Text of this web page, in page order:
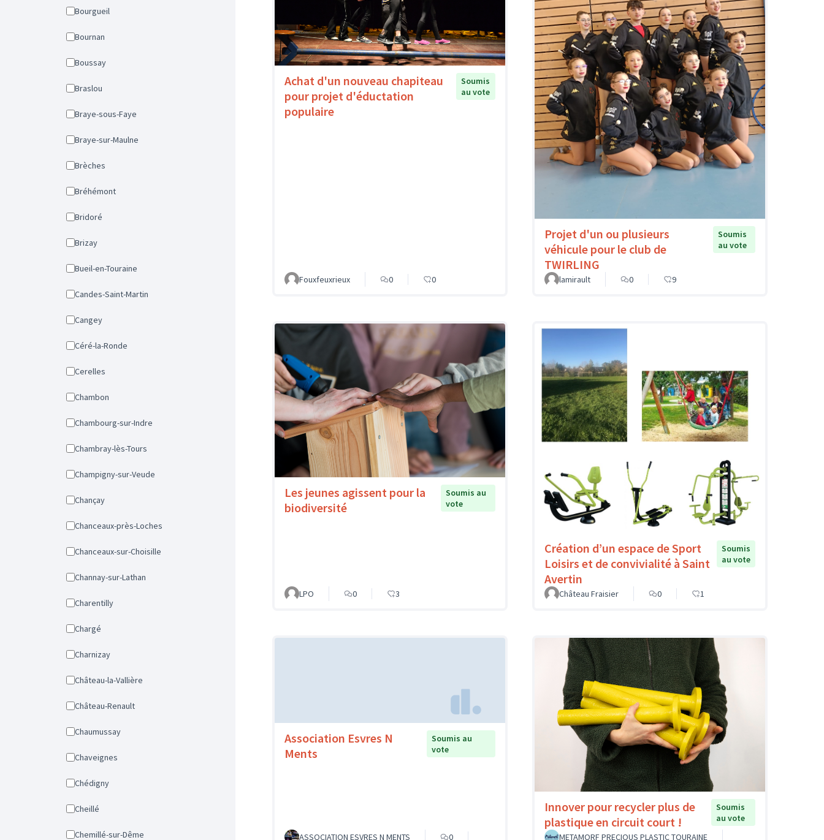
Bourgueil
Bournan
Boussay
Braslou
Braye-sous-Faye
Braye-sur-Maulne
Brèches
Bréhémont
Bridoré
Brizay
Bueil-en-Touraine
Candes-Saint-Martin
Cangey
Céré-la-Ronde
Cerelles
Chambon
Chambourg-sur-Indre
Chambray-lès-Tours
Champigny-sur-Veude
Chançay
Chanceaux-près-Loches
Chanceaux-sur-Choisille
Channay-sur-Lathan
Charentilly
Chargé
Charnizay
Château-la-Vallière
Château-Renault
Chaumussay
Chaveignes
Chédigny
Cheillé
Chemillé-sur-Dême
Achat d'un nouveau chapiteau
pour projet d'éductation
populaire
Soumis
au vote
Fouxfeuxrieux 0 0
Projet d'un ou plusieurs
véhicule pour le club de
TWIRLING
Soumis
au vote
lamirault 0 9
Les jeunes agissent pour la
biodiversité
Soumis au
vote
LPO 0 3
Création d’un espace de Sport
Loisirs et de convivialité à Saint
Avertin
Soumis
au vote
Château Fraisier 0 1
Association Esvres N
Ments
Soumis au
vote
ASSOCIATION ESVRES N MENTS 0
Innover pour recycler plus de
plastique en circuit court !
Soumis
au vote
METAMORF PRECIOUS PLASTIC TOURAINE